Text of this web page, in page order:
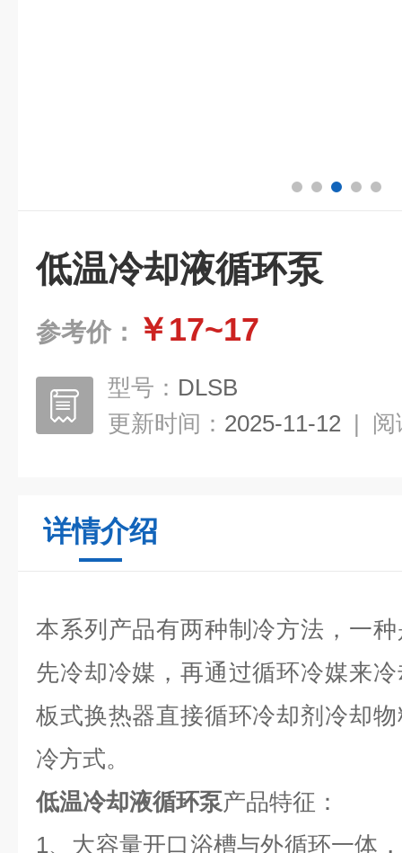
低温冷却液循环泵
参考价： ￥17~17
型号： DLSB
更新时间： 2025-11-12 | 阅
详情介绍
本系列产品有两种制冷方法，一
先冷却冷媒，再通过循环冷媒来
板式换热器直接循环冷却剂冷却
冷方式。
低温冷却液循环泵产品特征：
1、大容量开口浴槽与外循环一体